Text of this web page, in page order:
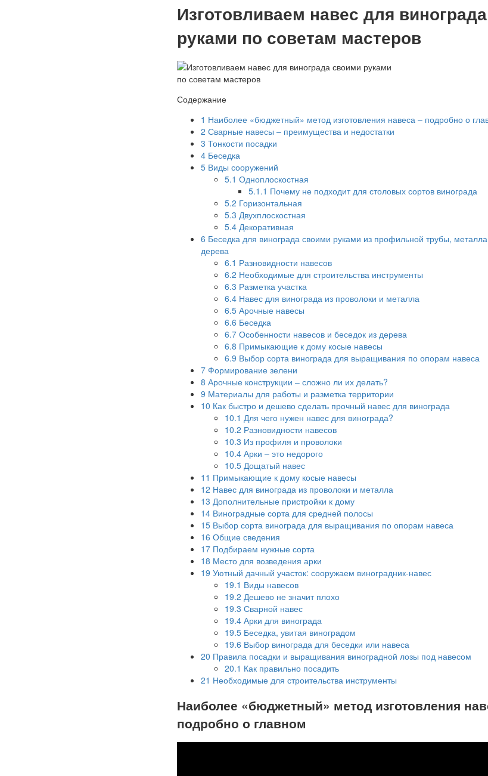
Изготовливаем навес для
руками по советам мастеров
Содержание
1 Наиболее «бюджетный» метод изготовления навеса – подробно о
2 Сварные навесы – преимущества и недостатки
3 Тонкости посадки
4 Беседка
5 Виды сооружений
5.1 Одноплоскостная
5.1.1 Почему не подходит для столовых сортов винограда
5.2 Горизонтальная
5.3 Двухплоскостная
5.4 Декоративная
6 Беседка для винограда своими руками из профильной трубы,
дерева
6.1 Разновидности навесов
6.2 Необходимые для строительства инструменты
6.3 Разметка участка
6.4 Навес для винограда из проволоки и металла
6.5 Арочные навесы
6.6 Беседка
6.7 Особенности навесов и беседок из дерева
6.8 Примыкающие к дому косые навесы
6.9 Выбор сорта винограда для выращивания по опорам навеса
7 Формирование зелени
8 Арочные конструкции – сложно ли их делать?
9 Материалы для работы и разметка территории
10 Как быстро и дешево сделать прочный навес для винограда
10.1 Для чего нужен навес для винограда?
10.2 Разновидности навесов
10.3 Из профиля и проволоки
10.4 Арки – это недорого
10.5 Дощатый навес
11 Примыкающие к дому косые навесы
12 Навес для винограда из проволоки и металла
13 Дополнительные пристройки к дому
14 Виноградные сорта для средней полосы
15 Выбор сорта винограда для выращивания по опорам навеса
16 Общие сведения
17 Подбираем нужные сорта
18 Место для возведения арки
19 Уютный дачный участок: сооружаем виноградник-навес
19.1 Виды навесов
19.2 Дешево не значит плохо
19.3 Сварной навес
19.4 Арки для винограда
19.5 Беседка, увитая виноградом
19.6 Выбор винограда для беседки или навеса
20 Правила посадки и выращивания виноградной лозы под навесом
20.1 Как правильно посадить
21 Необходимые для строительства инструменты
Наиболее «бюджетный» метод изготовления
подробно о главном